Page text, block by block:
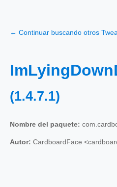
← Continuar buscando otros
(1.4.7.1)
Nombre del paquete:
Autor: CardboardFace